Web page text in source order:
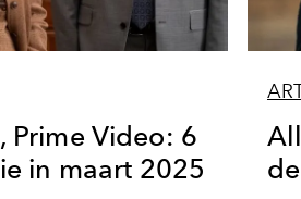
Prime Video: 6
in maart 2025